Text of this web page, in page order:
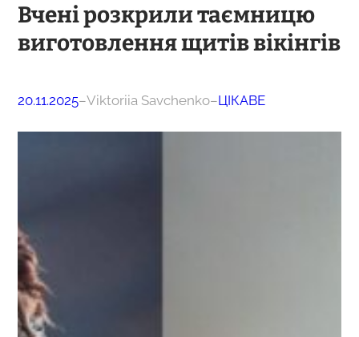
Вчені розкрили таємницю
виготовлення щитів вікінгів
20.11.2025–Viktoriia Savchenko–ЦІКАВЕ